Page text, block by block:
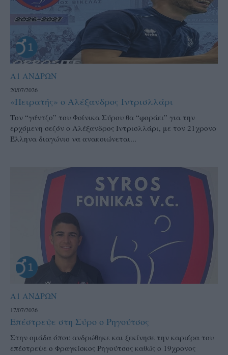
Α1 ΑΝΔΡΩΝ
20/07/2026
«Πειρατής» ο Αλέξανδρος Ιντρισλλάρι
Τον “γάντζο” του Φοίνικα Σύρου θα “φοράει” για την
ερχόμενη σεζόν ο Αλέξανδρος Ιντρισλλάρι, με τον 21χρονο
Έλληνα διαγώνιο να ανακοιώνεται...
Α1 ΑΝΔΡΩΝ
17/07/2026
Επέστρεψε στη Σύρο ο Ρηγούτσος
Στην ομάδα όπου ανδρώθηκε και ξεκίνησε την καριέρα του
επέστρεψε ο Φραγκίσκος Ρηγούτσος καθώς ο 19χρονος